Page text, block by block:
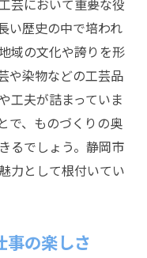
のづくりの楽しさ
岡市体験ガイド
職人体験
静岡の魅力
職人の技術
人の心を感じる
が広がる静岡
芸において重要な役
い歴史の中で培われ
域の文化や誇りを形
や染物などの工芸品
工夫が詰まっていま
で、ものづくりの奥
るでしょう。静岡市
力として根付いてい
事の楽しさ